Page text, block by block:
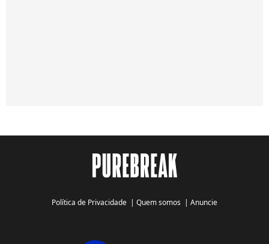
Política de Privacidade | Quem somos | Anuncie